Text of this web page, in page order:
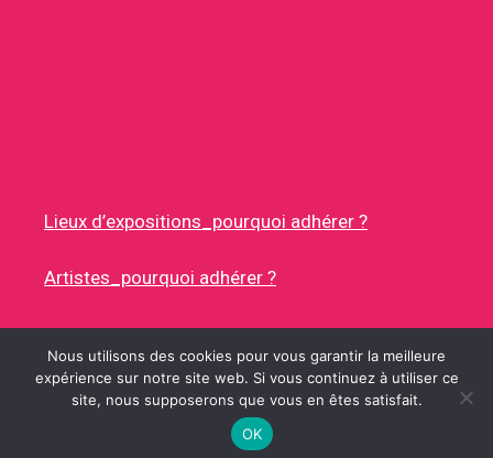
Lieux d’expositions_pourquoi adhérer ?
Artistes_pourquoi adhérer ?
© 2026 RUES DES ARTISTES• CONSTRUIT AVEC
GENERATEPRESS
Nous utilisons des cookies pour vous garantir la meilleure
expérience sur notre site web. Si vous continuez à utiliser ce
site, nous supposerons que vous en êtes satisfait.
OK